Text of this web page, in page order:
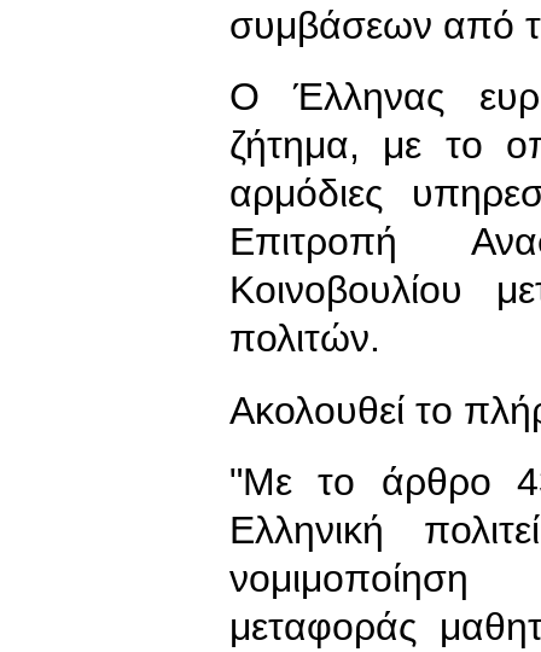
συμβάσεων από
Ο Έλληνας
ζήτημα, με το
αρμόδιες
Επιτροπή
Κοινοβουλίου
πολιτών.
Ακολουθεί το
"Με το άρθρο
Ελληνική
νομιμοποίηση
μεταφοράς